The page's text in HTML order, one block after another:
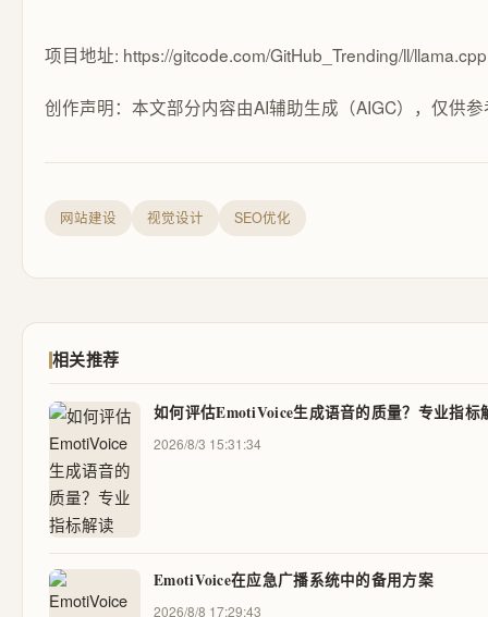
项目地址: https://gitcode.com/GitHub_Trending/ll/llama.cpp
创作声明：本文部分内容由AI辅助生成（AIGC），仅供参
网站建设 视觉设计 SEO优化
相关推荐
如何评估EmotiVoice生成语音的质量？专业指标
2026/8/3 15:31:34
EmotiVoice在应急广播系统中的备用方案
2026/8/8 17:29:43